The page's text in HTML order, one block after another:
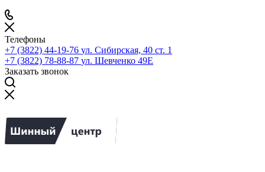
Телефоны
+7 (3822) 44-19-76 ул. Сибирская, 40 ст. 1
+7 (3822) 78-88-87 ул. Шевченко 49Е
Заказать звонок